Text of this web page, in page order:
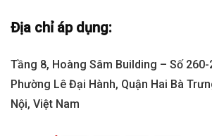
Địa chỉ áp dụng:
Tầng 8, Hoàng Sâm Building – Số 260-
Phường Lê Đại Hành, Quận Hai Bà
Nội, Việt Nam